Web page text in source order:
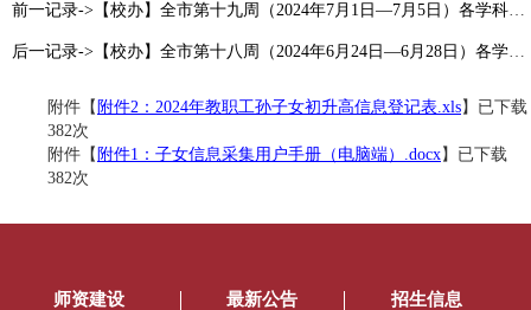
前一记录->【校办】全市第十九周（2024年7月1日—7月5日）各学科教研活动通知目录索引
后一记录->【校办】全市第十八周（2024年6月24日—6月28日）各学科教研活动通知目录索引
附件【 附件2：2024年教职工孙子女初升高信息登记表.xls】已下载
382次
附件【 附件1：子女信息采集用户手册（电脑端）.docx】已下载
382次
师资建设 最新公告 招生信息